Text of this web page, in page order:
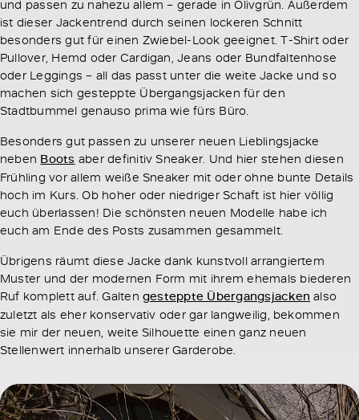
und passen zu nahezu allem – gerade in Olivgrün. Außerdem
ist dieser Jackentrend durch seinen lockeren Schnitt
besonders gut für einen Zwiebel-Look geeignet. T-Shirt oder
Pullover, Hemd oder Cardigan, Jeans oder Bundfaltenhose
oder Leggings – all das passt unter die weite Jacke und so
machen sich gesteppte Übergangsjacken für den
Stadtbummel genauso prima wie fürs Büro.
Besonders gut passen zu unserer neuen Lieblingsjacke
neben Boots aber definitiv Sneaker. Und hier stehen diesen
Frühling vor allem weiße Sneaker mit oder ohne bunte Details
hoch im Kurs. Ob hoher oder niedriger Schaft ist hier völlig
euch überlassen! Die schönsten neuen Modelle habe ich
euch am Ende des Posts zusammen gesammelt.
Übrigens räumt diese Jacke dank kunstvoll arrangiertem
Muster und der modernen Form mit ihrem ehemals biederen
Ruf komplett auf. Galten gesteppte Übergangsjacken also
zuletzt als eher konservativ oder gar langweilig, bekommen
sie mir der neuen, weite Silhouette einen ganz neuen
Stellenwert innerhalb unserer Garderobe.